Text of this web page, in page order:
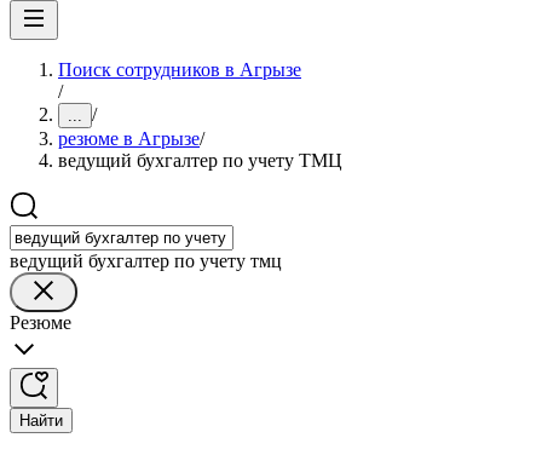
Поиск сотрудников в Агрызе
/
... /
резюме в Агрызе/
ведущий бухгалтер по учету ТМЦ
ведущий бухгалтер по учету тмц
Резюме
Найти